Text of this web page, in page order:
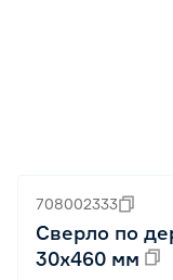
708002333
Сверло по
30х460 мм